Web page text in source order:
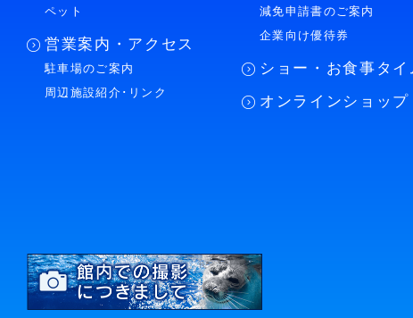
ペット
営業案内・アクセス
駐車場のご案内
周辺施設紹介･リンク
減免申請書のご案内
企業向け優待券
ショー・お食事タイ
オンラインショップ